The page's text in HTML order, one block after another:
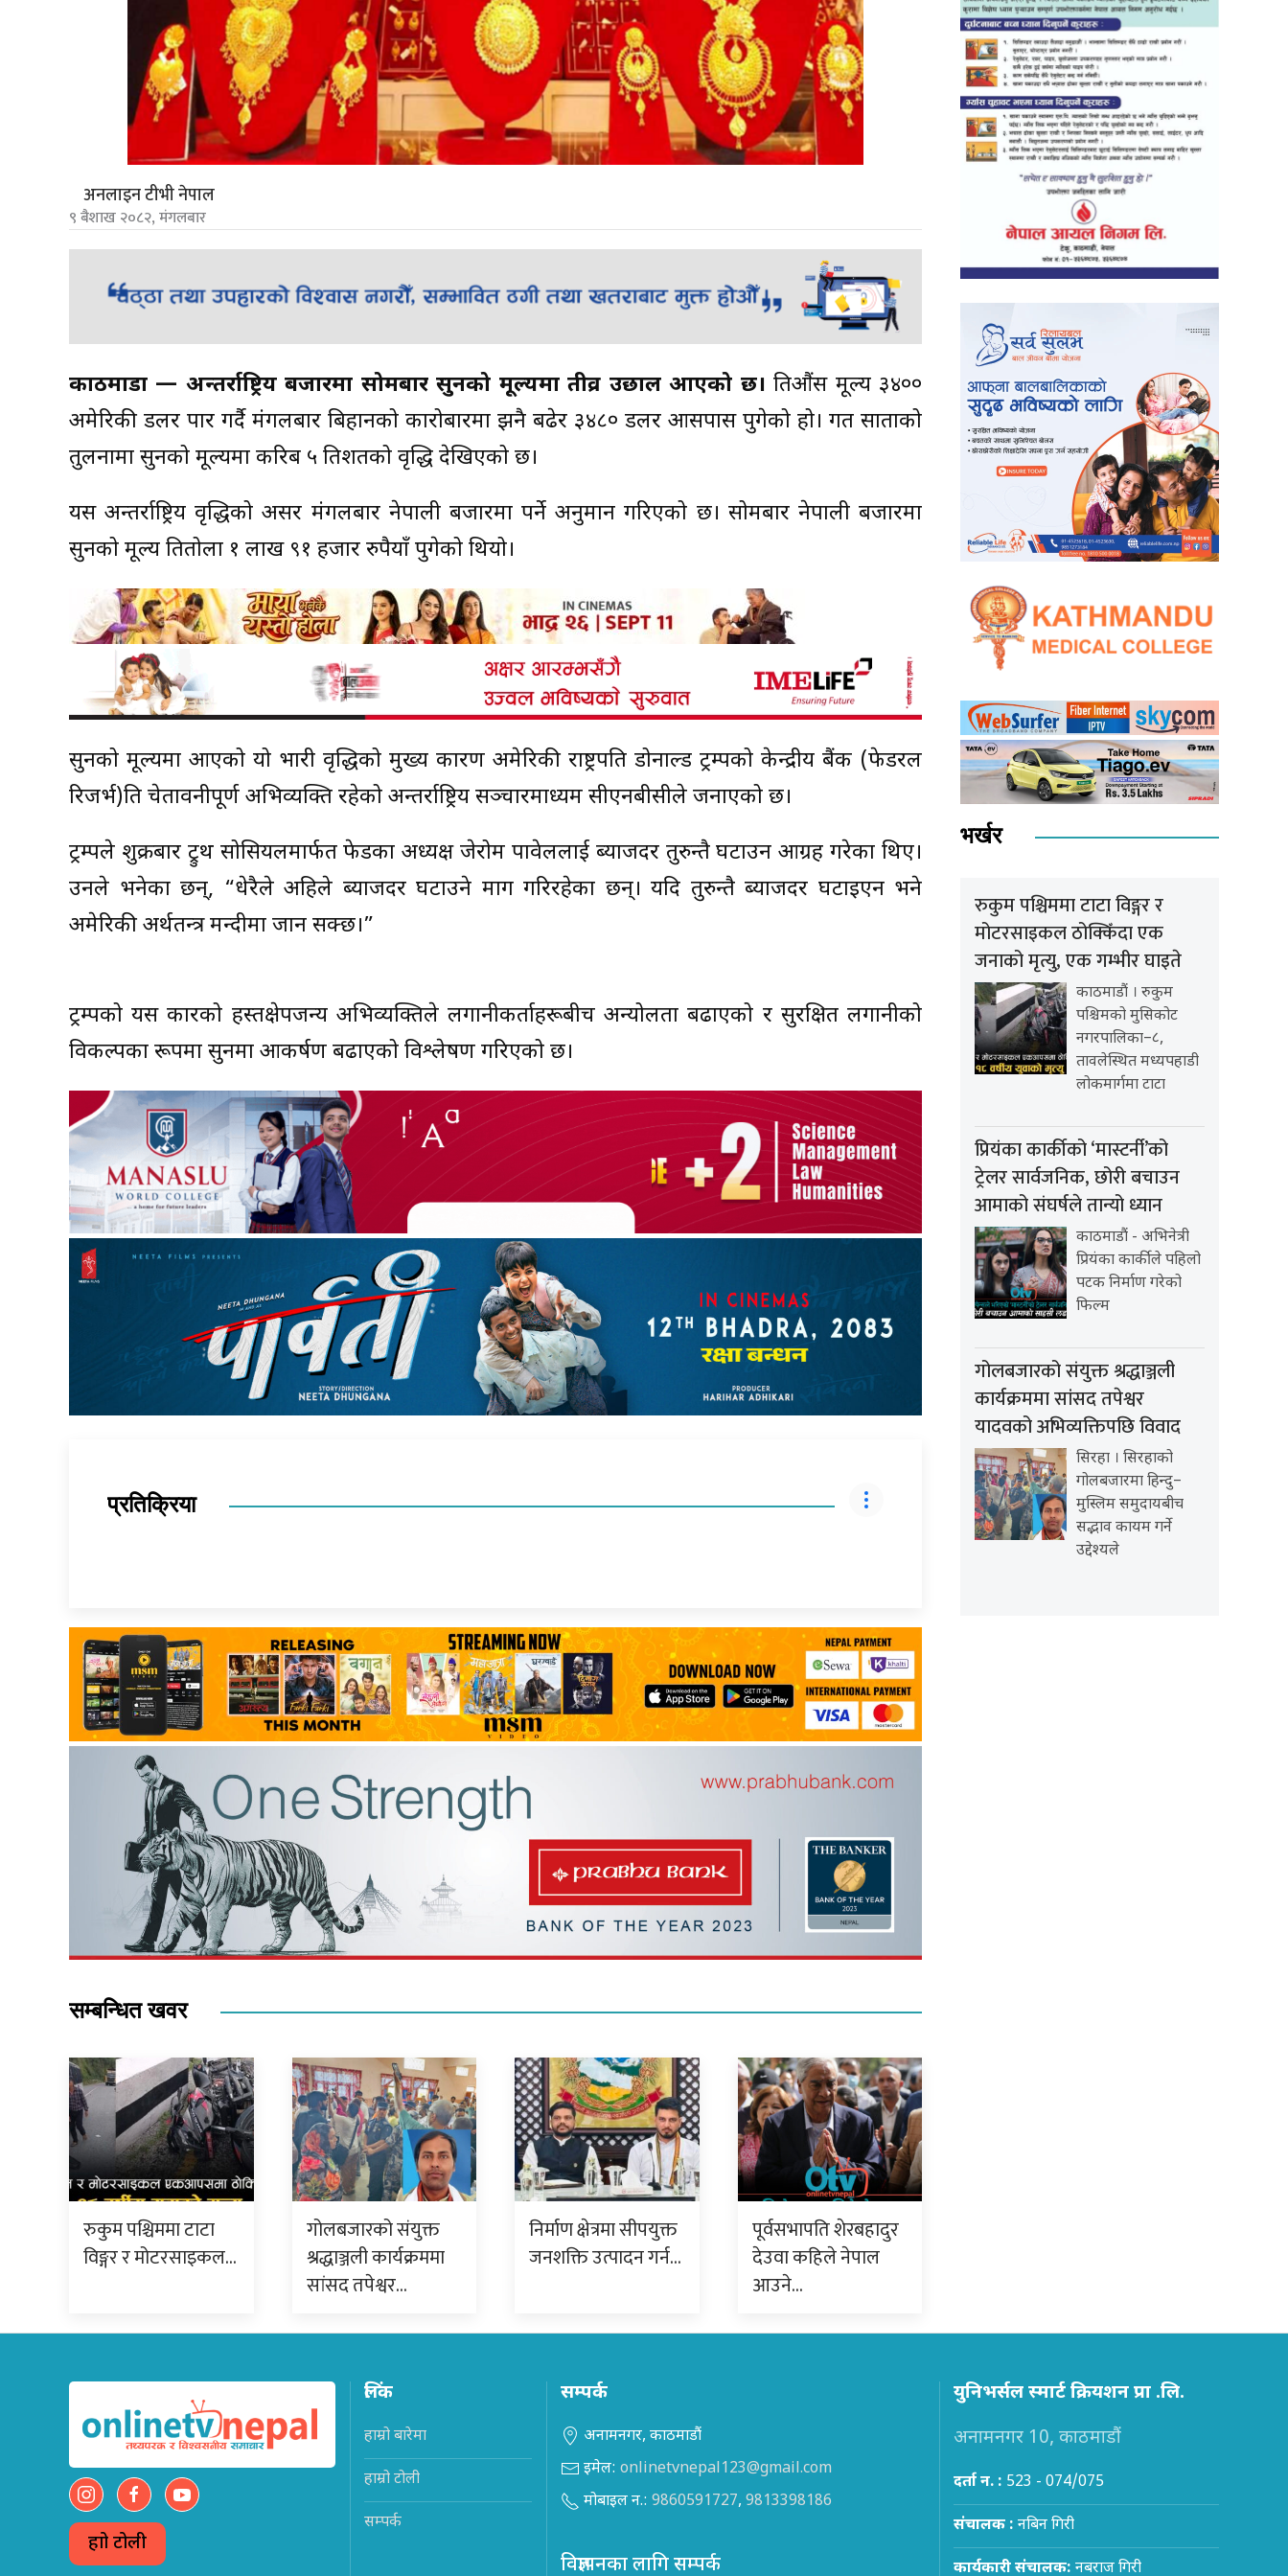
अनलाइन टीभी नेपाल
९ बैशाख २०८२, मंगलबार
काठमाडौं — अन्तर्राष्ट्रिय बजारमा सोमबार सुनको मूल्यमा तीव्र उछाल आएको छ। प्रतिऔंस मूल्य ३४००
अमेरिकी डलर पार गर्दै मंगलबार बिहानको कारोबारमा झनै बढेर ३४८० डलर आसपास पुगेको हो। गत साताको
तुलनामा सुनको मूल्यमा करिब ५ प्रतिशतको वृद्धि देखिएको छ।
यस अन्तर्राष्ट्रिय वृद्धिको असर मंगलबार नेपाली बजारमा पर्ने अनुमान गरिएको छ। सोमबार नेपाली बजारमा
सुनको मूल्य प्रतितोला १ लाख ९१ हजार रुपैयाँ पुगेको थियो।
सुनको मूल्यमा आएको यो भारी वृद्धिको मुख्य कारण अमेरिकी राष्ट्रपति डोनाल्ड ट्रम्पको केन्द्रीय बैंक (फेडरल
रिजर्भ)प्रति चेतावनीपूर्ण अभिव्यक्ति रहेको अन्तर्राष्ट्रिय सञ्चारमाध्यम सीएनबीसीले जनाएको छ।
ट्रम्पले शुक्रबार ट्रुथ सोसियलमार्फत फेडका अध्यक्ष जेरोम पावेललाई ब्याजदर तुरुन्तै घटाउन आग्रह गरेका थिए।
उनले भनेका छन्, “धेरैले अहिले ब्याजदर घटाउने माग गरिरहेका छन्। यदि तुरुन्तै ब्याजदर घटाइएन भने
अमेरिकी अर्थतन्त्र मन्दीमा जान सक्छ।”
ट्रम्पको यस प्रकारको हस्तक्षेपजन्य अभिव्यक्तिले लगानीकर्ताहरूबीच अन्योलता बढाएको र सुरक्षित लगानीको
विकल्पका रूपमा सुनमा आकर्षण बढाएको विश्लेषण गरिएको छ।
प्रतिक्रिया
सम्बन्धित खवर
रुकुम पश्चिममा टाटा
विङ्गर र मोटरसाइकल…
गोलबजारको संयुक्त
श्रद्धाञ्जली कार्यक्रममा
सांसद तपेश्वर…
निर्माण क्षेत्रमा सीपयुक्त
जनशक्ति उत्पादन गर्न…
पूर्वसभापति शेरबहादुर
देउवा कहिले नेपाल
आउने…
भर्खर
रुकुम पश्चिममा टाटा विङ्गर र
मोटरसाइकल ठोक्किँदा एक
जनाको मृत्यु, एक गम्भीर घाइते
काठमाडौं । रुकुम
पश्चिमको मुसिकोट
नगरपालिका–८,
तावलेस्थित मध्यपहाडी
लोकमार्गमा टाटा
प्रियंका कार्कीको ‘मास्टर्नी’को
ट्रेलर सार्वजनिक, छोरी बचाउन
आमाको संघर्षले तान्यो ध्यान
काठमाडौं - अभिनेत्री
प्रियंका कार्कीले पहिलो
पटक निर्माण गरेको
फिल्म
गोलबजारको संयुक्त श्रद्धाञ्जली
कार्यक्रममा सांसद तपेश्वर
यादवको अभिव्यक्तिपछि विवाद
सिरहा । सिरहाको
गोलबजारमा हिन्दु–
मुस्लिम समुदायबीच
सद्भाव कायम गर्ने
उद्देश्यले
हाम्रो टोली
लिंक
हाम्रो बारेमा
हाम्रो टोली
सम्पर्क
सम्पर्क
अनामनगर, काठमाडौं
इमेल: onlinetvnepal123@gmail.com
मोबाइल न.: 9860591727, 9813398186
विज्ञापनका लागि सम्पर्क
युनिभर्सल स्मार्ट क्रियशन प्रा .लि.
अनामनगर 10, काठमाडौं
दर्ता न. : 523 - 074/075
संचालक : नबिन गिरी
कार्यकारी संचालक: नबराज गिरी